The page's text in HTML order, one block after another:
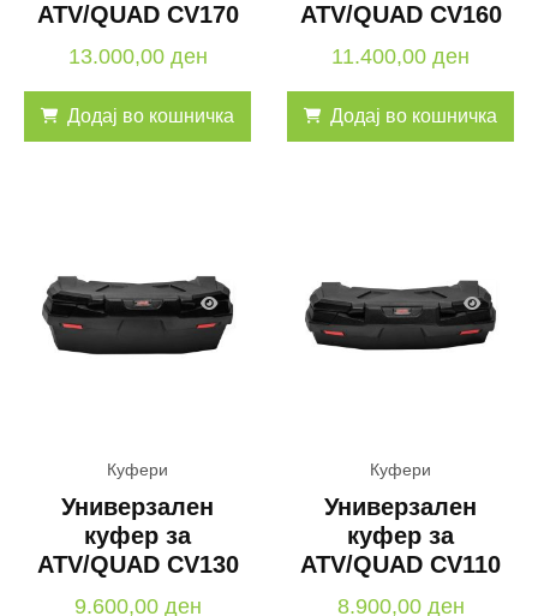
ATV/QUAD CV170
13.000,00 ден
Додај во кошничка
ATV/QUAD CV160
11.400,00 ден
Додај во кошничка
Куфери
Универзален
куфер за
ATV/QUAD CV130
9.600,00 ден
Куфери
Универзален
куфер за
ATV/QUAD CV110
8.900,00 ден